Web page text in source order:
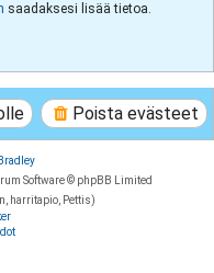
saadaksesi lisää tietoa.
Poista evästeet
Software © phpBB Limited
harritapio, Pettis)